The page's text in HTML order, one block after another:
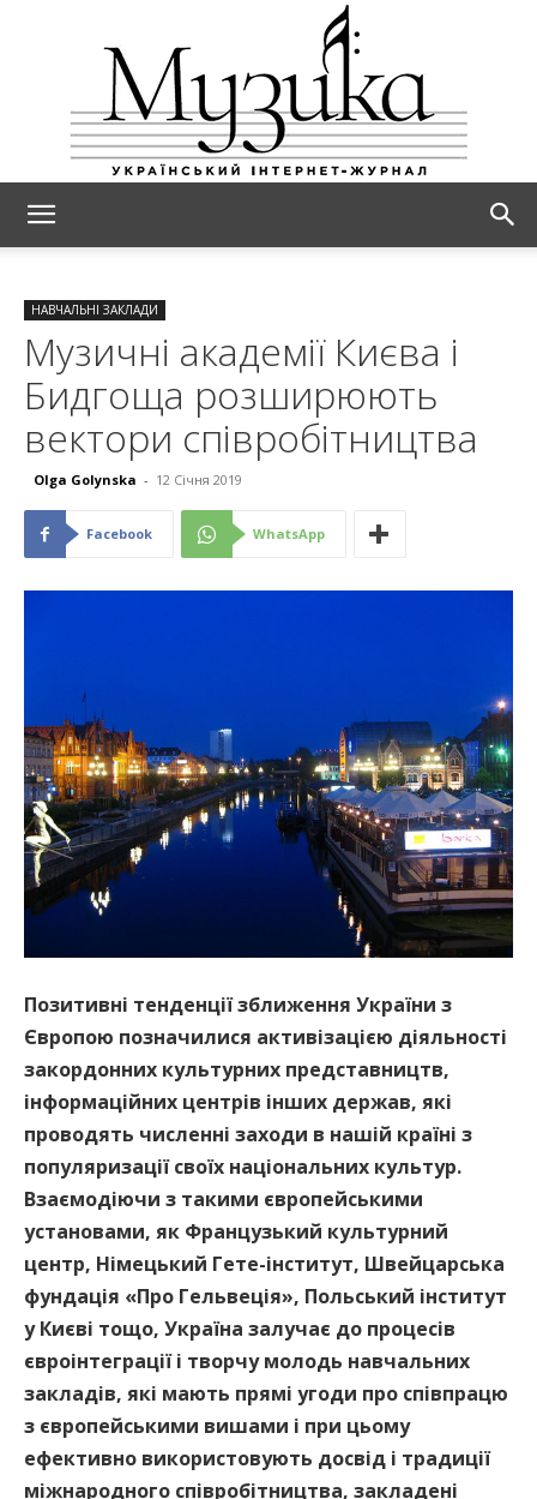
НАВЧАЛЬНІ ЗАКЛАДИ
Музичні академії Києва і
Бидгоща розширюють
вектори співробітництва
Olga Golynska - 12 Січня 2019
Facebook WhatsApp
Позитивні тенденції зближення України з
Європою позначилися активізацією діяльності
закордонних культурних представництв,
інформаційних центрів інших держав, які
проводять численні заходи в нашій країні з
популяризації своїх національних культур.
Взаємодіючи з такими європейськими
установами, як Французький культурний
центр, Німецький Гете-інститут, Швейцарська
фундація «Про Гельвеція», Польський інститут
у Києві тощо, Україна залучає до процесів
євроінтеграції і творчу молодь навчальних
закладів, які мають прямі угоди про співпрацю
з європейськими вишами і при цьому
ефективно використовують досвід і традиції
міжнародного співробітництва, закладені